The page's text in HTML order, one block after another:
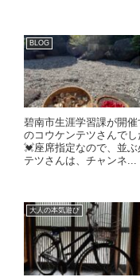
BLOG
碧南市生涯学習課が開
のコウケンテツさんで
💓座席指定なので、並
テツさんは、チャンネ...
大人の本気遊び